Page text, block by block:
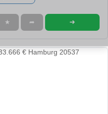
★ ➦ ➜